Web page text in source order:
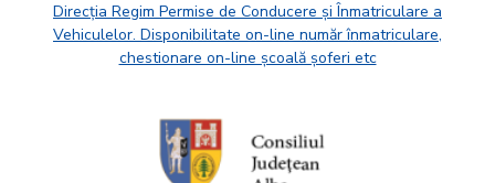
Direcția Regim Permise de Conducere și Înmatriculare a
Vehiculelor. Disponibilitate on-line număr înmatriculare,
chestionare on-line școală șoferi etc